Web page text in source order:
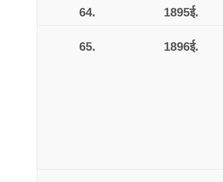
64. 1895ई.
65. 1896ई.